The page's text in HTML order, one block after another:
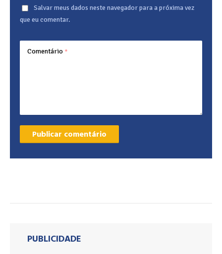
Salvar meus dados neste navegador para a próxima vez
que eu comentar.
Comentário *
PUBLICIDADE